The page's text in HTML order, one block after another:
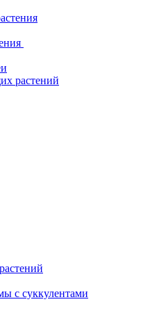
растений
с суккулентами